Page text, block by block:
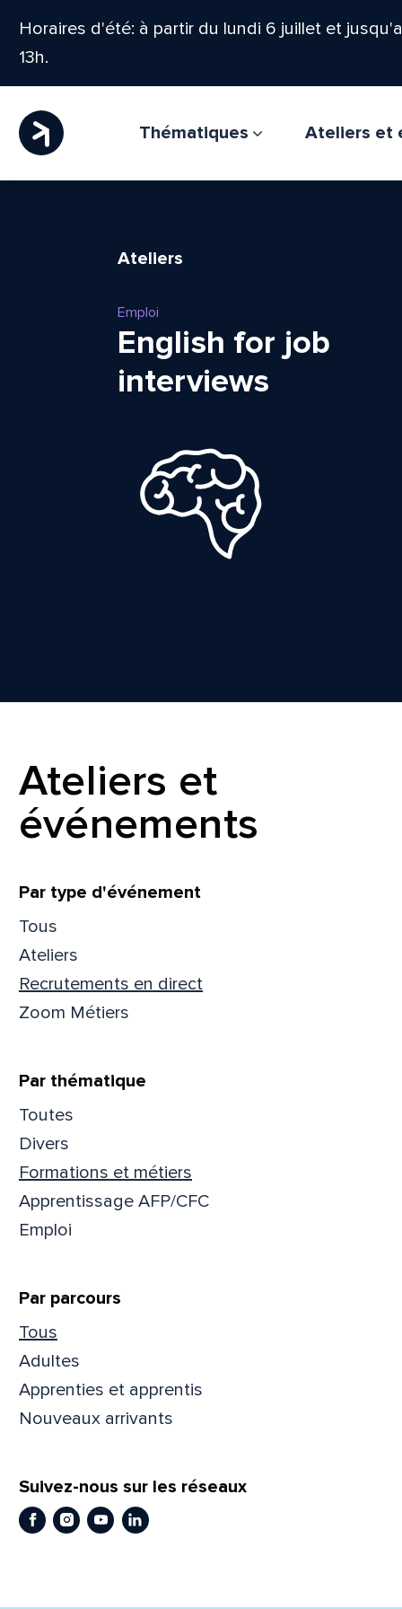
Horaires d'été: à partir du lundi 6 juillet et
13h.
Thématiques Ateliers et
Ateliers
Emploi
English for job
interviews
Ateliers et
événements
Filtrer
Par type d'événement
Tous
Ateliers
Recrutements en direct
Zoom Métiers
Par thématique
Toutes
Divers
Formations et métiers
Apprentissage AFP/CFC
Emploi
Par parcours
Tous
Adultes
Apprenties et apprentis
Nouveaux arrivants
Suivez-nous sur les réseaux
Facebook
Instagram
YoutubeLinkedIn